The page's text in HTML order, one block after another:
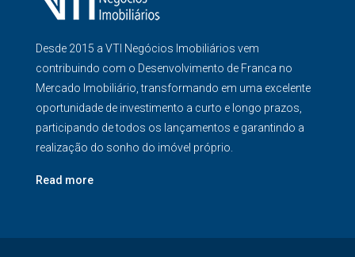
Desde 2015 a VTI Negócios Imobiliários vem
contribuindo com o Desenvolvimento de Franca no
Mercado Imobiliário, transformando em uma excelente
oportunidade de investimento a curto e longo prazos,
participando de todos os lançamentos e garantindo a
realização do sonho do imóvel próprio.
Read more